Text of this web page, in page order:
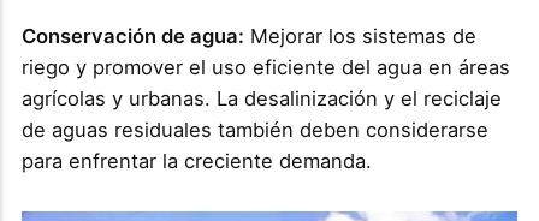
Conservación de agua: Mejorar los sistemas de
riego y promover el uso eficiente del agua en áreas
agrícolas y urbanas. La desalinización y el reciclaje
de aguas residuales también deben considerarse
para enfrentar la creciente demanda.